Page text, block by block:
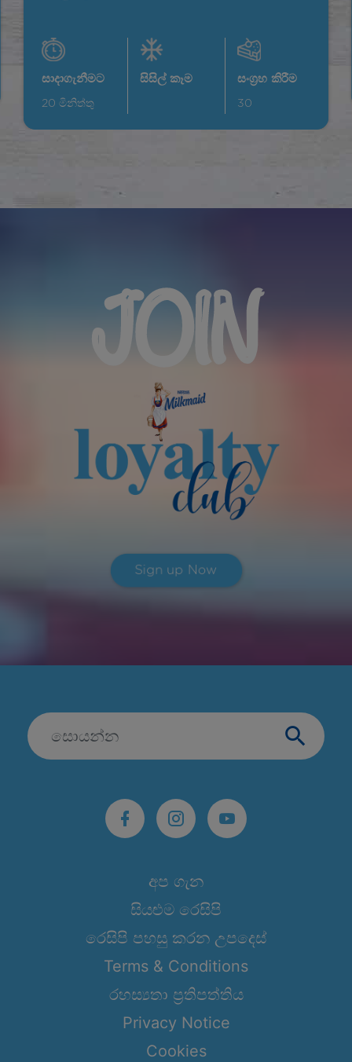
සාදාගැනීමට
20 මිනිත්තු
සිසිල් කෑම සංග්‍රහ කිරීම
30
Sign up Now
අප ගැන
සියළුම රෙසිපි
රෙසිපි පහසු කරන උපදෙස්
Terms & Conditions
රහස්‍යතා ප්‍රතිපත්තිය
Privacy Notice
Cookies